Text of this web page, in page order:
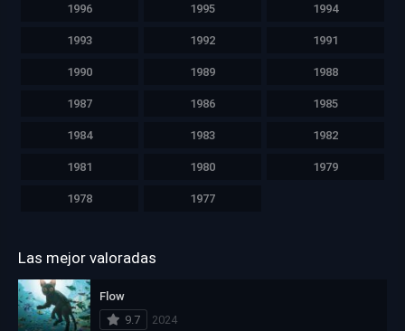
1996 1995 1994
1993 1992 1991
1990 1989 1988
1987 1986 1985
1984 1983 1982
1981 1980 1979
1978 1977
Las mejor valoradas
Flow
9.7
2024